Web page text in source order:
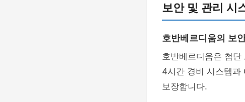
보안 및 관리 시
호반베르디움의 보
호반베르디움은 첨단
4시간 경비 시스템과
보장합니다.